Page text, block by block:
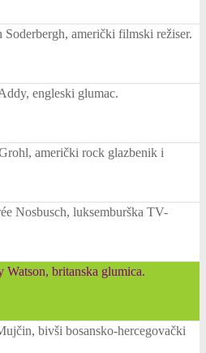
Soderbergh, američki filmski režiser.
engleski glumac.
američki rock glazbenik i
Nosbusch, luksemburška TV-
Watson, britanska glumica.
bivši bosansko-hercegovački